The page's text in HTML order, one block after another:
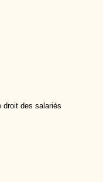
droit des salariés